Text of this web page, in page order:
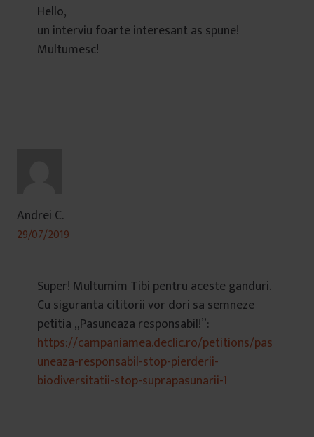
Hello,
un interviu foarte interesant as spune!
Multumesc!
Andrei C.
29/07/2019
Super! Multumim Tibi pentru aceste ganduri.
Cu siguranta cititorii vor dori sa semneze
petitia „Pasuneaza responsabil!”:
https://campaniamea.declic.ro/petitions/pas
uneaza-responsabil-stop-pierderii-
biodiversitatii-stop-suprapasunarii-1